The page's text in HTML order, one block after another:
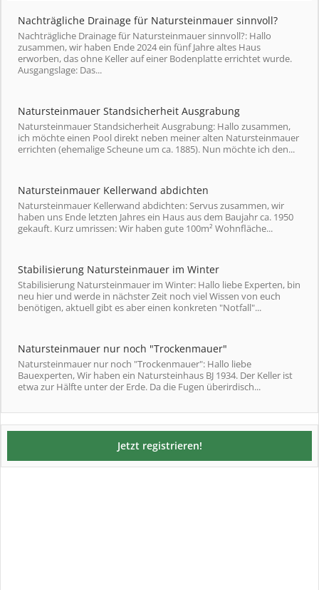
Nachträgliche Drainage für Natursteinmauer sinnvoll?
Nachträgliche Drainage für Natursteinmauer sinnvoll?: Hallo
zusammen, wir haben Ende 2024 ein fünf Jahre altes Haus
erworben, das ohne Keller auf einer Bodenplatte errichtet wurde.
Ausgangslage: Das...
Natursteinmauer Standsicherheit Ausgrabung
Natursteinmauer Standsicherheit Ausgrabung: Hallo zusammen,
ich möchte einen Pool direkt neben meiner alten Natursteinmauer
errichten (ehemalige Scheune um ca. 1885). Nun möchte ich den...
Natursteinmauer Kellerwand abdichten
Natursteinmauer Kellerwand abdichten: Servus zusammen, wir
haben uns Ende letzten Jahres ein Haus aus dem Baujahr ca. 1950
gekauft. Kurz umrissen: Wir haben gute 100m² Wohnfläche...
Stabilisierung Natursteinmauer im Winter
Stabilisierung Natursteinmauer im Winter: Hallo liebe Experten, bin
neu hier und werde in nächster Zeit noch viel Wissen von euch
benötigen, aktuell gibt es aber einen konkreten "Notfall"...
Natursteinmauer nur noch "Trockenmauer"
Natursteinmauer nur noch "Trockenmauer": Hallo liebe
Bauexperten, Wir haben ein Natursteinhaus BJ 1934. Der Keller ist
etwa zur Hälfte unter der Erde. Da die Fugen überirdisch...
Jetzt registrieren!